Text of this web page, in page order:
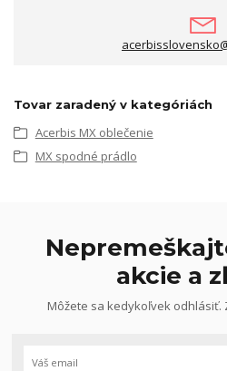
Tovar zaradený v kategóriách
Acerbis MX oblečenie
MX spodné prádlo
akcie a
Môžete sa kedykoľvek odhlásiť.